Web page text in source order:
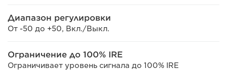
Диапазон регулировки
От -50 до +50, Вкл./Выкл.
Ограничение до 100% IRE
Ограничивает уровень сигнала до 100% IRE